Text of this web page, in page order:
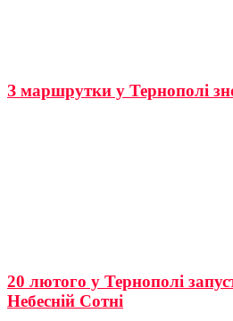
З маршрутки у Тернополі
20 лютого у Тернополі
Небесній Сотні